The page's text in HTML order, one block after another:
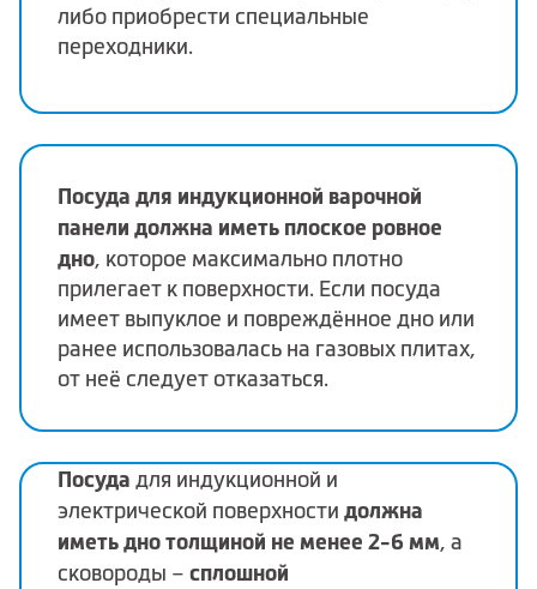
либо приобрести специальные
переходники.
Посуда для индукционной варочной
панели должна иметь плоское ровное
дно, которое максимально плотно
прилегает к поверхности. Если посуда
имеет выпуклое и повреждённое дно или
ранее использовалась на газовых плитах,
от неё следует отказаться.
Посуда для индукционной и
электрической поверхности должна
иметь дно толщиной не менее 2-6 мм, а
сковороды – сплошной